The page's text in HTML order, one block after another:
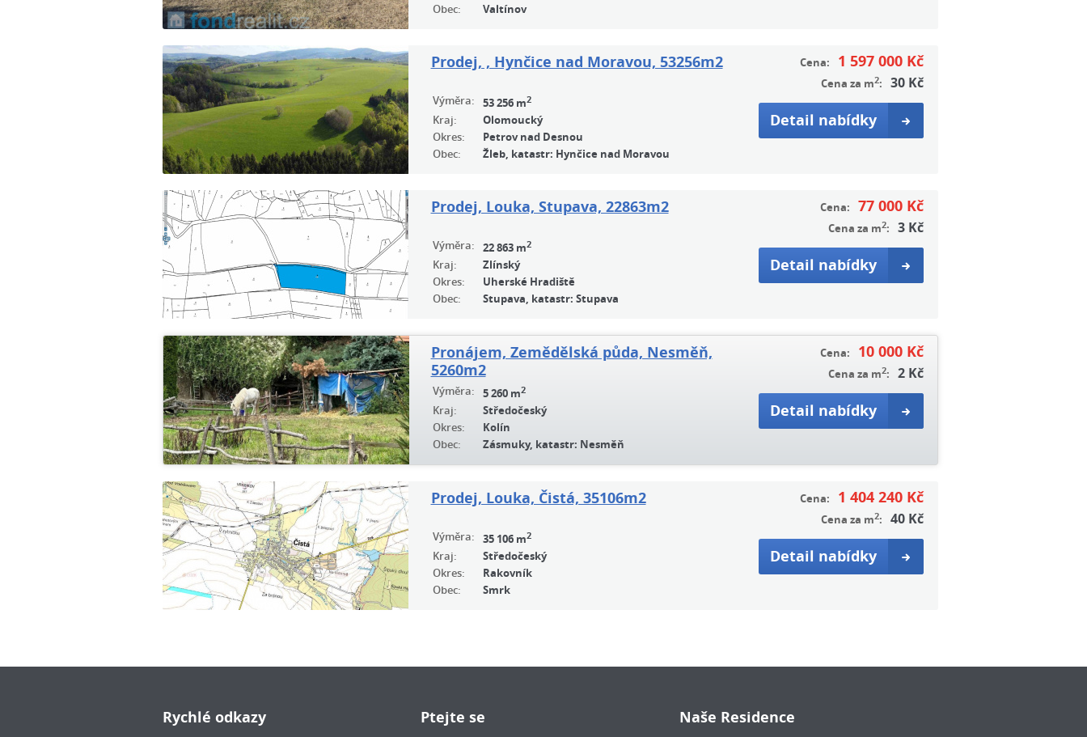
Obec:
Valtínov
Prodej, , Hynčice nad Moravou, 53256m2
Výměra: 53 256 m2
Kraj:
Olomoucký
Okres:
Petrov nad Desnou
Obec:
Žleb, katastr: Hynčice nad Moravou
Cena: 1 597 000 Kč
Cena za m2: 30 Kč
Detail nabídky
Prodej, Louka, Stupava, 22863m2
Výměra: 22 863 m2
Kraj:
Zlínský
Okres:
Uherské Hradiště
Obec:
Stupava, katastr: Stupava
Cena: 77 000 Kč
Cena za m2: 3 Kč
Detail nabídky
Pronájem, Zemědělská půda, Nesměň,
5260m2
Výměra: 5 260 m2
Kraj:
Středočeský
Okres:
Kolín
Obec:
Zásmuky, katastr: Nesměň
Cena: 10 000 Kč
Cena za m2: 2 Kč
Detail nabídky
Prodej, Louka, Čistá, 35106m2
Výměra: 35 106 m2
Kraj:
Středočeský
Okres:
Rakovník
Obec:
Smrk
Cena: 1 404 240 Kč
Cena za m2: 40 Kč
Detail nabídky
Rychlé odkazy Ptejte se Naše Residence